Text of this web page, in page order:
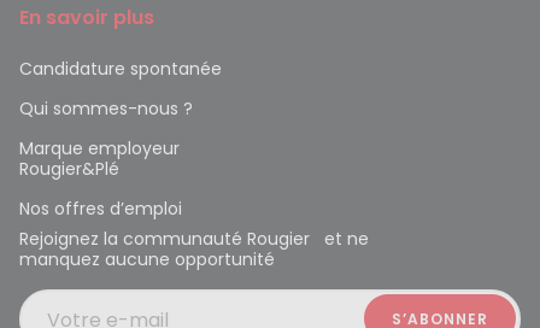
En savoir plus
Candidature spontanée
Qui sommes-nous ?
Marque employeur
Rougier&Plé
Nos offres d’emploi
Rejoignez la communauté Rougier et ne
manquez aucune opportunité
Votre e-mail